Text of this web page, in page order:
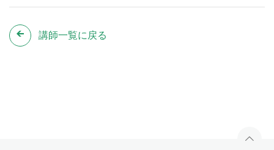
講師一覧に戻る